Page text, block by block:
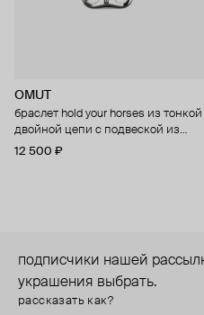
OMUT
браслет hold your horses из тонкой
двойной цепи с подвеской из
бронзы с родиевым покрытием
12 500 ₽
подписчики нашей
украшения выбрать.
рассказать как?